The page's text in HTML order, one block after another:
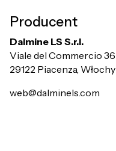
Producent
Dalmine LS S.r.l.
Viale del Commercio 36
29122 Piacenza, Włochy
web@dalminels.com